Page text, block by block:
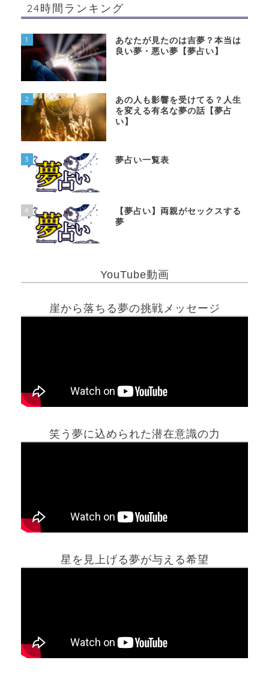
24時間ランキング
1
あなたが見たのは吉夢？本当は
良い夢・悪い夢【夢占い】
2
あの人も影響を受けてる？人生
を変える有名な夢の話【夢占
い】
3 夢占い一覧表
4
【夢占い】両親がセックスする
夢
YouTube動画
崖から落ちる夢の挑戦メッセージ
笑う夢に込められた潜在意識の力
星を見上げる夢が与える希望
ホーム
最新記事動画